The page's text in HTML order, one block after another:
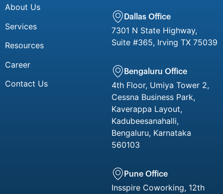
About Us
Services
Resources
Career
Contact Us
Dallas Office
7301 N State Highway,
Suite #365, Irving TX 75039
Bengaluru Office
4th Floor, Umiya Tower 2,
Cessna Business Park,
Kaverappa Layout,
Kadubeesanahalli,
Bengaluru, Karnataka
560103
Pune Office
Insspire Coworking, 12th